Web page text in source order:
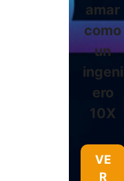
amar
como
un
ingeni
ero
10X
VE
R